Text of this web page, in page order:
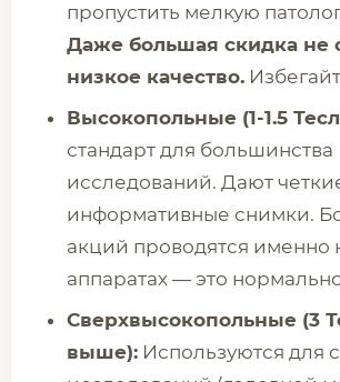
пропустить мелкую
Даже большая скидка не
низкое качество.
Высокопольные (1-1.5
стандарт для большинства
исследований. Дают
информативные снимки.
акций проводятся именно
аппаратах — это
Сверхвысокопольные (3
выше): Используются для